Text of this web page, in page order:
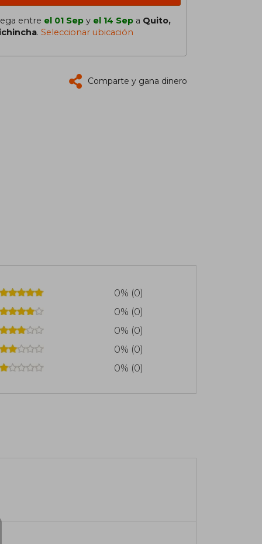
entre el 01 Sep y el 14 Sep a Quito,
. Seleccionar ubicación
Comparte y gana dinero
0% (0)
0% (0)
0% (0)
0% (0)
0% (0)